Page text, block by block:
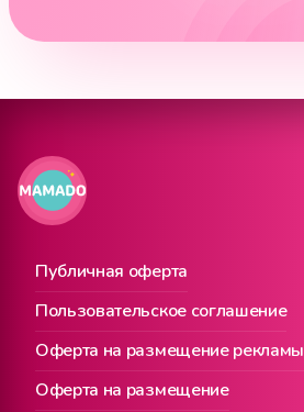
Публичная оферта
Пользовательское соглашение
Оферта на размещение рекламы
Оферта на размещение